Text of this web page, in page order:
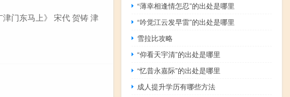
津门东马上》 宋代 贺铸 津
“薄幸相逢情怎忍”的出处是哪里
“吟觉江云发早雷”的出处是哪里
雪拉比攻略
“仰看天宇清”的出处是哪里
“忆昔永嘉际”的出处是哪里
成人提升学历有哪些方法